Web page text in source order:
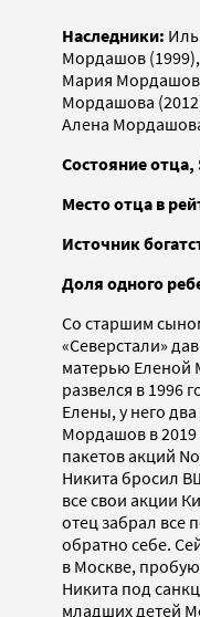
Наследники:
Мордашов
Мария
Мордашова
Алена
Состояние отца,
Место отца в
Источник
Доля одного
Со старшим
«Северстали»
матерью Еленой
развелся в 1996
Елены, у него
Мордашов в 2019
пакетов акций
Никита бросил
все свои акции
отец забрал все
обратно себе.
в Москве,
Никита под
младших детей